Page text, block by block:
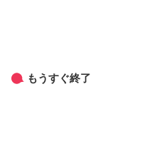
もうすぐ終了